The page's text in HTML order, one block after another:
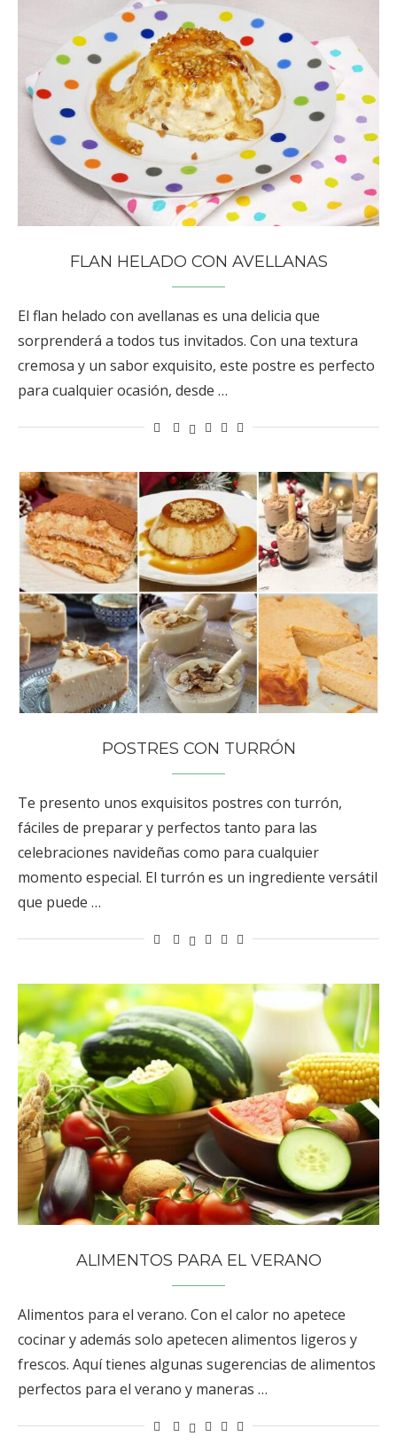
FLAN HELADO CON AVELLANAS
El flan helado con avellanas es una delicia que
sorprenderá a todos tus invitados. Con una textura
cremosa y un sabor exquisito, este postre es perfecto
para cualquier ocasión, desde …
POSTRES CON TURRÓN
Te presento unos exquisitos postres con turrón,
fáciles de preparar y perfectos tanto para las
celebraciones navideñas como para cualquier
momento especial. El turrón es un ingrediente versátil
que puede …
ALIMENTOS PARA EL VERANO
Alimentos para el verano. Con el calor no apetece
cocinar y además solo apetecen alimentos ligeros y
frescos. Aquí tienes algunas sugerencias de alimentos
perfectos para el verano y maneras …